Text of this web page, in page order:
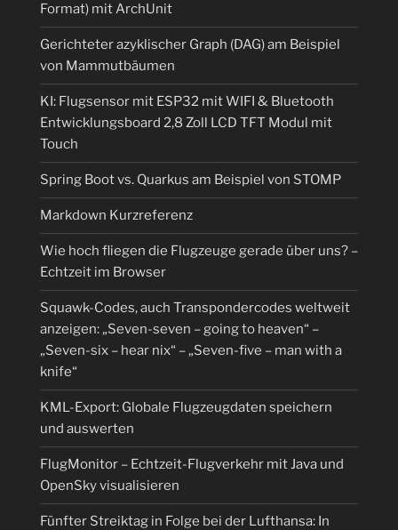
Format) mit ArchUnit
Gerichteter azyklischer Graph (DAG) am Beispiel
von Mammutbäumen
KI: Flugsensor mit ESP32 mit WIFI & Bluetooth
Entwicklungsboard 2,8 Zoll LCD TFT Modul mit
Touch
Spring Boot vs. Quarkus am Beispiel von STOMP
Markdown Kurzreferenz
Wie hoch fliegen die Flugzeuge gerade über uns? –
Echtzeit im Browser
Squawk-Codes, auch Transpondercodes weltweit
anzeigen: „Seven-seven – going to heaven“ –
„Seven-six – hear nix“ – „Seven-five – man with a
knife“
KML-Export: Globale Flugzeugdaten speichern
und auswerten
FlugMonitor – Echtzeit-Flugverkehr mit Java und
OpenSky visualisieren
Fünfter Streiktag in Folge bei der Lufthansa: In